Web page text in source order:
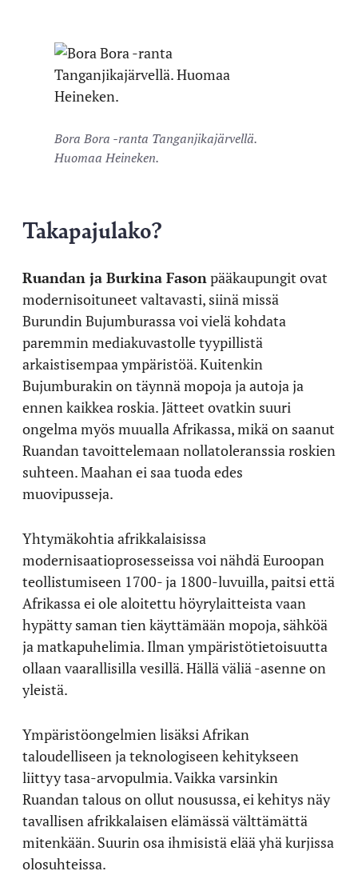
Bora Bora -ranta Tanganjikajärvellä.
Huomaa Heineken.
Takapajulako?
Ruandan ja Burkina Fason pääkaupungit ovat
modernisoituneet valtavasti, siinä missä
Burundin Bujumburassa voi vielä kohdata
paremmin mediakuvastolle tyypillistä
arkaistisempaa ympäristöä. Kuitenkin
Bujumburakin on täynnä mopoja ja autoja ja
ennen kaikkea roskia. Jätteet ovatkin suuri
ongelma myös muualla Afrikassa, mikä on saanut
Ruandan tavoittelemaan nollatoleranssia roskien
suhteen. Maahan ei saa tuoda edes
muovipusseja.
Yhtymäkohtia afrikkalaisissa
modernisaatioprosesseissa voi nähdä Euroopan
teollistumiseen 1700- ja 1800-luvuilla, paitsi että
Afrikassa ei ole aloitettu höyrylaitteista vaan
hypätty saman tien käyttämään mopoja, sähköä
ja matkapuhelimia. Ilman ympäristötietoisuutta
ollaan vaarallisilla vesillä. Hällä väliä -asenne on
yleistä.
Ympäristöongelmien lisäksi Afrikan
taloudelliseen ja teknologiseen kehitykseen
liittyy tasa-arvopulmia. Vaikka varsinkin
Ruandan talous on ollut nousussa, ei kehitys näy
tavallisen afrikkalaisen elämässä välttämättä
mitenkään. Suurin osa ihmisistä elää yhä kurjissa
olosuhteissa.